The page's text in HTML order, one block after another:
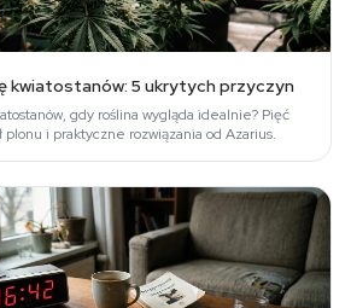
kwiatostanów: 5 ukrytych przyczyn
gdy roślina wygląda idealnie? Pięć
plonu i praktyczne rozwiązania od Azarius.